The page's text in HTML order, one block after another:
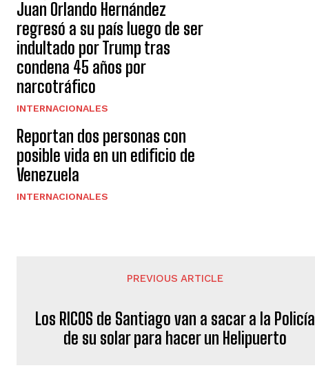
Juan Orlando Hernández
regresó a su país luego de ser
indultado por Trump tras
condena 45 años por
narcotráfico
INTERNACIONALES
Reportan dos personas con
posible vida en un edificio de
Venezuela
INTERNACIONALES
PREVIOUS ARTICLE
Los RICOS de Santiago van a sacar a la Policía
de su solar para hacer un Helipuerto